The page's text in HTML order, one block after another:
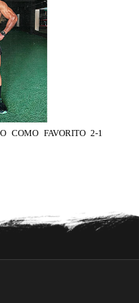
COMO FAVORITO 2-1